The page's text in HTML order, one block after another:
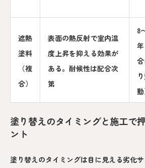
遮熱
塗料
（複
合）
表面の熱反射で室内温
度上昇を抑える効果が
ある。耐候性は配合次
第
8
動
塗り替えのタイミングと施工で
ント
塗り替えのタイミングは目に見える劣化